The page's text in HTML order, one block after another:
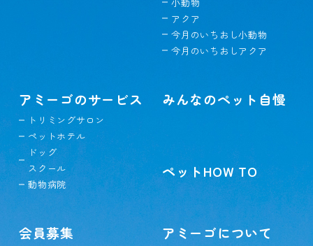
アクア
今月のいちおし小動物
今月のいちおしアクア
アミーゴのサービス
トリミングサロン
ペットホテル
ドッグ
スクール
動物病院
みんなのペット自慢
ペットHOW TO
会員募集 アミーゴについて